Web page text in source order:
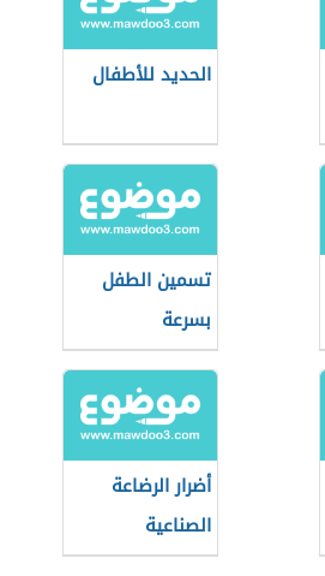
الحديد للأطفال
تسمين الطفل
بسرعة
أضرار الرضاعة
الصناعية